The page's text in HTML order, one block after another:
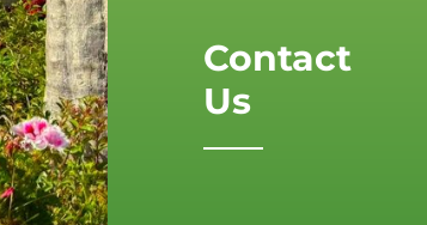
Contact
Us